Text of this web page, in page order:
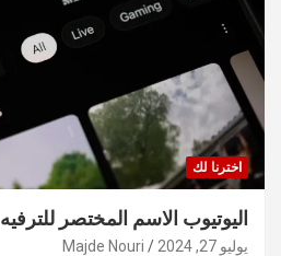
اخترنا لك
اليوتيوب الاسم المختصر للترفيه
يوليو 27, 2024 Majde Nouri